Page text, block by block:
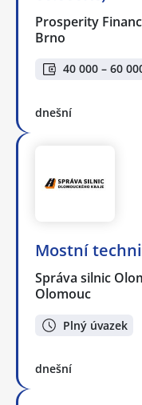
Prosperity
Brno
40 000 – 60
dnešní
Mostní
Správa silnic
Olomouc
Plný úvazek
dnešní